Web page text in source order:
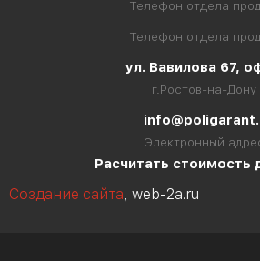
Телефон отдела
Телефон отдела
ул. Вавилова 67,
г.Ростов-на-Дону
Электронный
Расчитать стоимость
Создание сайта, web-2a.ru